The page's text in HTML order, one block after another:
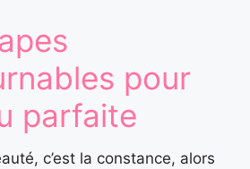
pour
parfaite
c’est la constance, alors